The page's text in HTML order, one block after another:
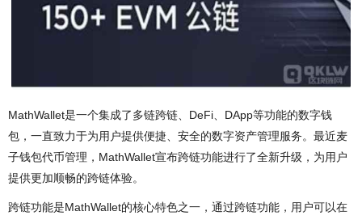
MathWallet是一个集成了多链跨链、DeFi、DApp等功能的数字钱
包，一直致力于为用户提供便捷、安全的数字资产管理服务。最近麦
子钱包代币管理，MathWallet宣布跨链功能进行了全新升级，为用户
提供更加顺畅的跨链体验。
跨链功能是MathWallet的核心特色之一，通过跨链功能，用户可以在